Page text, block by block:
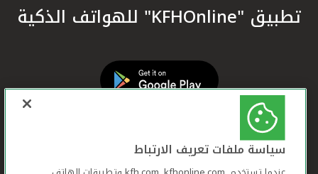
تطبيق "KFHOnline" للهواتف الذكية
سياسة ملفات تعريف الارتباط